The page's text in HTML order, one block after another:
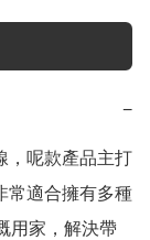
−
，呢款產品主打
常適合擁有多種
用家，解決帶